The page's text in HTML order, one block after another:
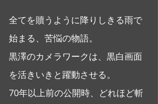
全てを贖うように降りしきる雨で
始まる、苦悩の物語。
黒澤のカメラワークは、黒白画面
を活きいきと躍動させる。
70年以上前の公開時、どれほど斬